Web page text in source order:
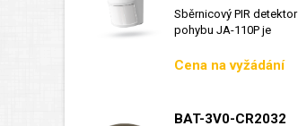
Sběrnicový PIR detektor
pohybu JA-110P je
Cena
Cena na vyžádání
BAT-3V0-CR2032